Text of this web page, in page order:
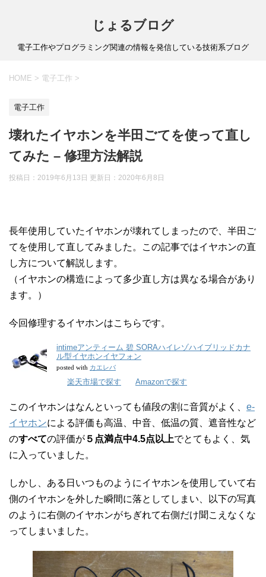
じょるブログ
電子工作やプログラミング関連の情報を発信している技術系ブログ
HOME > 電子工作 >
電子工作
壊れたイヤホンを半田ごてを使って直し
てみた – 修理方法解説
投稿日：2019年6月13日 更新日： 2020年6月8日
長年使用していたイヤホンが壊れてしまったので、半田ご
てを使用して直してみました。この記事ではイヤホンの直
し方について解説します。
（イヤホンの構造によって多少直し方は異なる場合があり
ます。）
今回修理するイヤホンはこちらです。
intimeアンティーム 碧 SORAハイレゾハイブリッドカナ
ル型イヤホンイヤフォン
posted with カエレバ
楽天市場で探す Amazonで探す
このイヤホンはなんといっても値段の割に音質がよく、 e-
イヤホンによる評価も高温、中音、低温の質、遮音性など
のすべての評価が ５点満点中4.5点以上でとてもよく、気
に入っていました。
しかし、ある日いつものようにイヤホンを使用していて右
側のイヤホンを外した瞬間に落としてしまい、以下の写真
のように右側のイヤホンがちぎれて右側だけ聞こえなくな
ってしまいました。